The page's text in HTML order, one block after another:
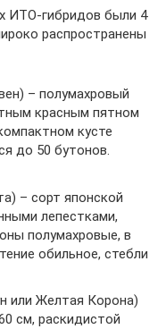
ИТО-гибридов были 4
распространены
– полумахровый
красным пятном
кусте
до 50 бутонов.
– сорт японской
лепестками,
полумахровые, в
обильное, стебли
или Желтая Корона)
см, раскидистой